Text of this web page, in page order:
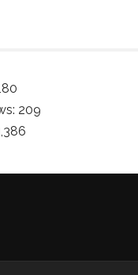
209
童兒的 INSTAGRAM